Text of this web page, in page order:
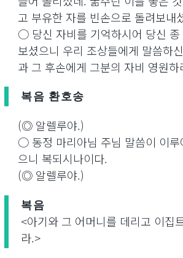
고 부유한 자를 빈손으로 돌려보
○ 당신 자비를 기억하시어 당신 종
보셨으니 우리 조상들에게 말씀하
과 그 후손에게 그분의 자비 영원
복음 환호송
(◎ 알렐루야.)
○ 동정 마리아님 주님 말씀이 이루
으니 복되시나이다.
(◎ 알렐루야.)
복음
<아기와 그 어머니를 데리고 이집
라.>